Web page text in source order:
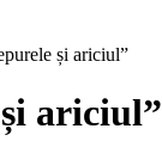
și ariciul”
ariciul”